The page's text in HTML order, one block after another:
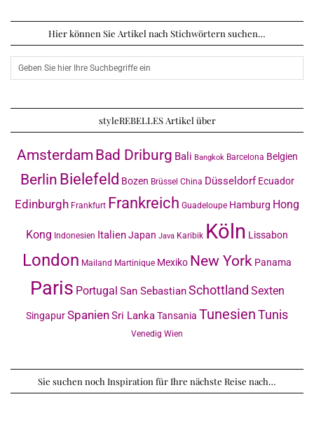
Hier können Sie Artikel nach Stichwörtern suchen…
styleREBELLES Artikel über
Amsterdam Bad Driburg Bali Bangkok Barcelona Belgien
Berlin Bielefeld Bozen Brüssel China Düsseldorf Ecuador
Edinburgh Frankfurt Frankreich Guadeloupe Hamburg Hong
Kong Indonesien ItalienJapan Java Karibik Köln Lissabon
London Mailand Martinique Mexiko New York Panama
Paris Portugal San SebastianSchottland Sexten
SingapurSpanienSri Lanka Tansania TunesienTunis
Venedig Wien
Sie suchen noch Inspiration für Ihre nächste Reise nach…